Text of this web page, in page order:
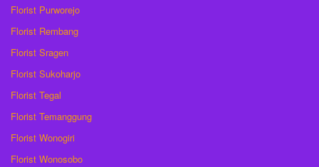
Florist Purworejo
Florist Rembang
Florist Sragen
Florist Sukoharjo
Florist Tegal
Florist Temanggung
Florist Wonogiri
Florist Wonosobo